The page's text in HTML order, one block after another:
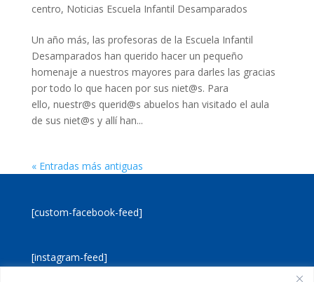
centro, Noticias Escuela Infantil Desamparados
Un año más, las profesoras de la Escuela Infantil
Desamparados han querido hacer un pequeño
homenaje a nuestros mayores para darles las gracias
por todo lo que hacen por sus niet@s. Para
ello, nuestr@s querid@s abuelos han visitado el aula
de sus niet@s y allí han...
« Entradas más antiguas
[custom-facebook-feed]
[instagram-feed]